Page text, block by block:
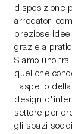
disposizione
arredatori
preziose idee
grazie a
Siamo uno
quel che
l'aspetto
design
settore per
gli spazi